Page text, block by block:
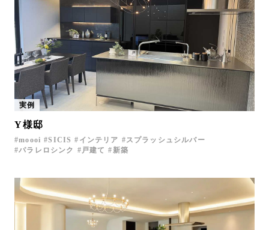
オンラインストア
お知らせ
カタログを見る
よくあるご質問
お問い合わせ
サポート
LANGUAGE :
EN
実例
Y様邸
moooi SICIS インテリア
スプラッシュシルバー
パラレロシンク
戸建て 新築